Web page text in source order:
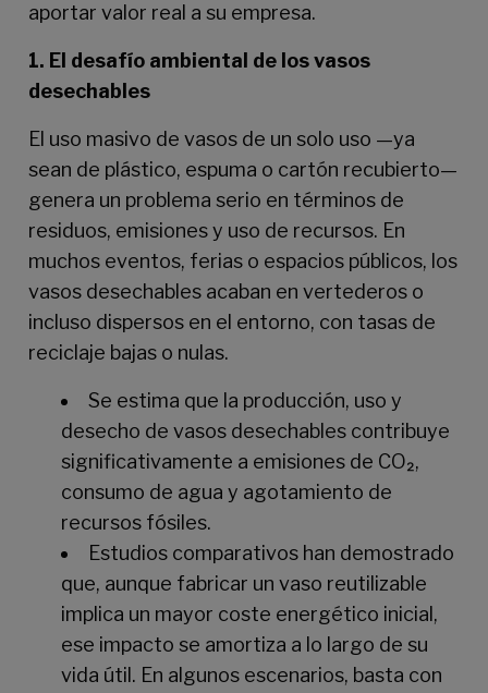
aportar valor real a su empresa.
1. El desafío ambiental de los vasos
desechables
El uso masivo de vasos de un solo uso —ya
sean de plástico, espuma o cartón recubierto—
genera un problema serio en términos de
residuos, emisiones y uso de recursos. En
muchos eventos, ferias o espacios públicos, los
vasos desechables acaban en vertederos o
incluso dispersos en el entorno, con tasas de
reciclaje bajas o nulas.
Se estima que la producción, uso y
desecho de vasos desechables contribuye
significativamente a emisiones de CO₂,
consumo de agua y agotamiento de
recursos fósiles.
Estudios comparativos han demostrado
que, aunque fabricar un vaso reutilizable
implica un mayor coste energético inicial,
ese impacto se amortiza a lo largo de su
vida útil. En algunos escenarios, basta con